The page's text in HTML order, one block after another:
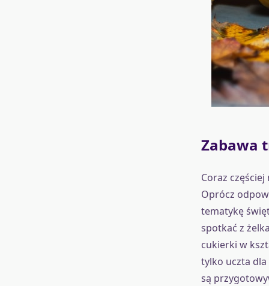
Zabawa
Coraz
Oprócz
tematykę
spotkać z
cukierki w
tylko uczta
są